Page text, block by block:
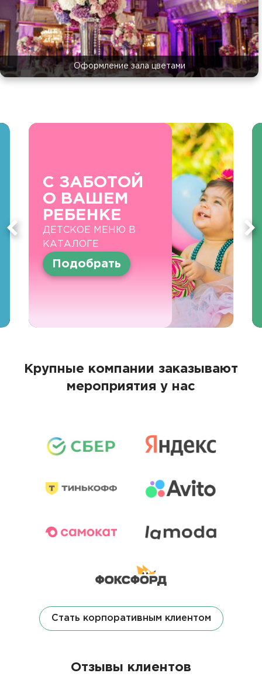
Оформление зала цветами
С ЗАБОТОЙ
О ВАШЕМ
РЕБЕНКЕ
ДЕТСКОЕ МЕНЮ В
КАТАЛОГЕ
Подобрать
Крупные компании заказывают
мероприятия у нас
Стать корпоративным клиентом
Отзывы клиентов